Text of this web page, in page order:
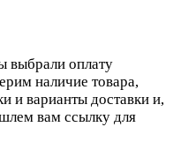
выбрали оплату
наличие товара,
и варианты доставки и,
вам ссылку для